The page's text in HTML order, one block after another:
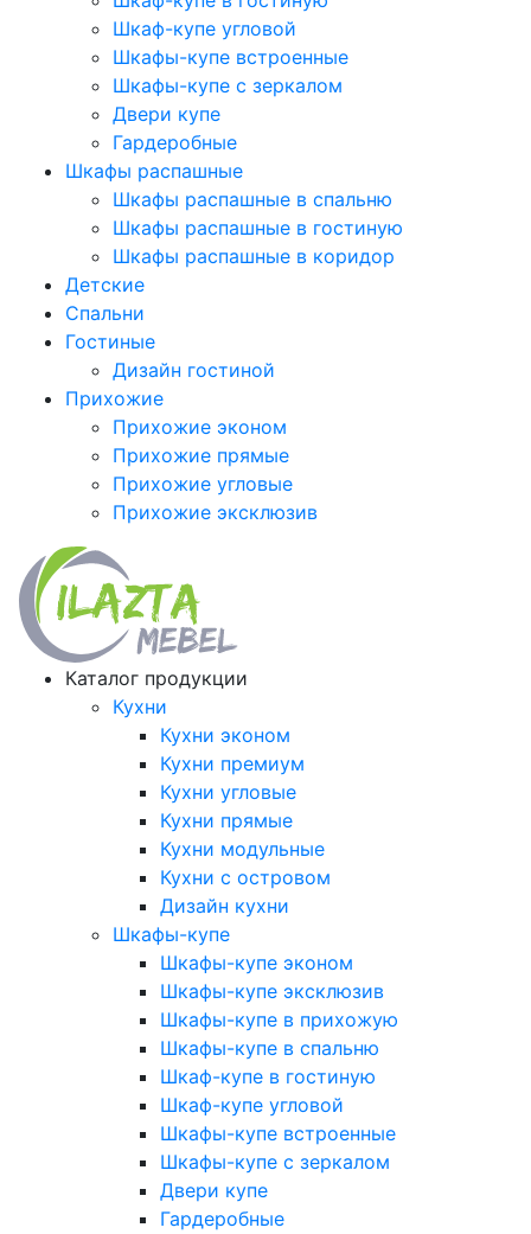
Шкаф-купе угловой
Шкафы-купе встроенные
Шкафы-купе с зеркалом
Двери купе
Гардеробные
Шкафы распашные
Шкафы распашные в спальню
Шкафы распашные в гостиную
Шкафы распашные в коридор
Детские
Спальни
Гостиные
Дизайн гостиной
Прихожие
Прихожие эконом
Прихожие прямые
Прихожие угловые
Прихожие эксклюзив
Каталог продукции
Кухни
Кухни эконом
Кухни премиум
Кухни угловые
Кухни прямые
Кухни модульные
Кухни с островом
Дизайн кухни
Шкафы-купе
Шкафы-купе эконом
Шкафы-купе эксклюзив
Шкафы-купе в прихожую
Шкафы-купе в спальню
Шкаф-купе в гостиную
Шкаф-купе угловой
Шкафы-купе встроенные
Шкафы-купе с зеркалом
Двери купе
Гардеробные